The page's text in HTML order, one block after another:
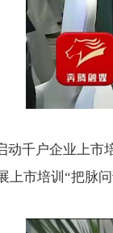
动千户企业上市
上市培训“把脉问